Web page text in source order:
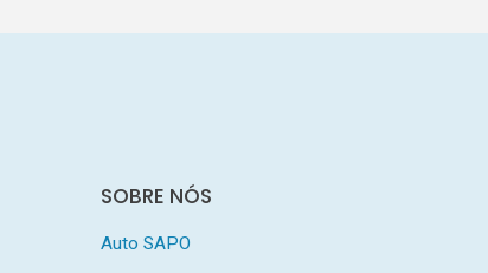
SOBRE NÓS
Auto SAPO